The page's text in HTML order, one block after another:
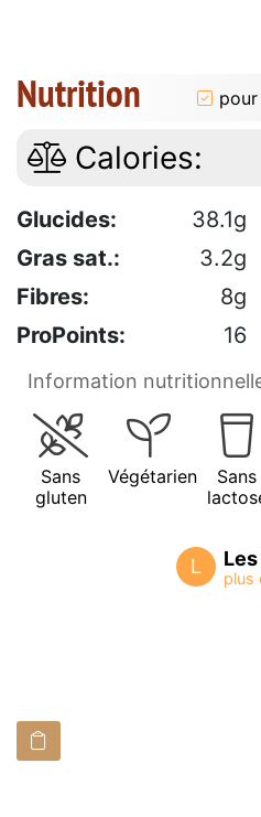
Nutrition
Calories:
Glucides: 38.1g
Gras sat.:
3.2g
Fibres:
8g
ProPoints:
16
Information
Sans
gluten
Végétarien
Sans
L